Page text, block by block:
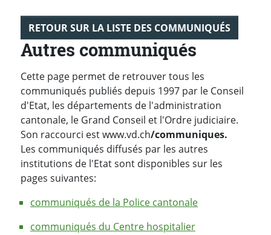
RETOUR SUR LA LISTE DES COMMUNIQUÉS
Autres communiqués
Cette page permet de retrouver tous les
communiqués publiés depuis 1997 par le Conseil
d'Etat, les départements de l'administration
cantonale, le Grand Conseil et l'Ordre judiciaire.
Son raccourci est www.vd.ch/communiques.
Les communiqués diffusés par les autres
institutions de l'Etat sont disponibles sur les
pages suivantes:
communiqués de la Police cantonale
communiqués du Centre hospitalier